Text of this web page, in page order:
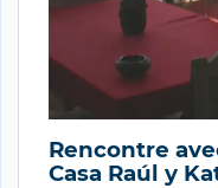
Rencontre
Casa Raúl y